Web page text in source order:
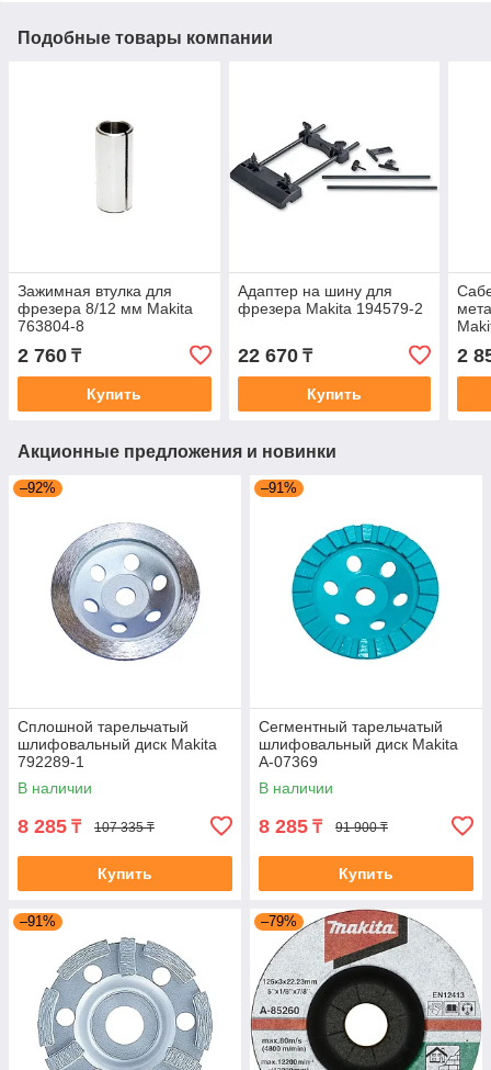
Подобные товары компании
Зажимная втулка для
фрезера 8/12 мм Makita
763804-8
2 760 ₸
Купить
Адаптер на шину для
фрезера Makita 194579-2
22 670₸
Купить
2
Акционные предложения и новинки
–92%
Сплошной тарельчатый
шлифовальный диск Makita
792289-1
В наличии
8 285 ₸ 107 335 ₸
Купить
–91%
Сегментный тарельчатый
шлифовальный диск Makita
A-07369
В наличии
8 285 ₸ 91 900 ₸
Купить
–91% –79%